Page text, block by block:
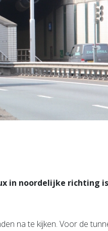
in noordelijke richting
na te kijken. Voor de